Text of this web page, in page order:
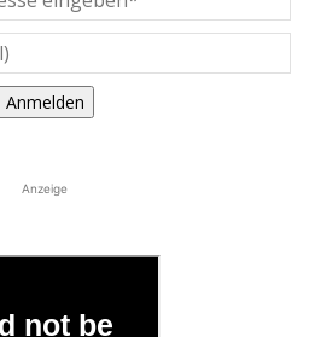
Anmelden
Anzeige